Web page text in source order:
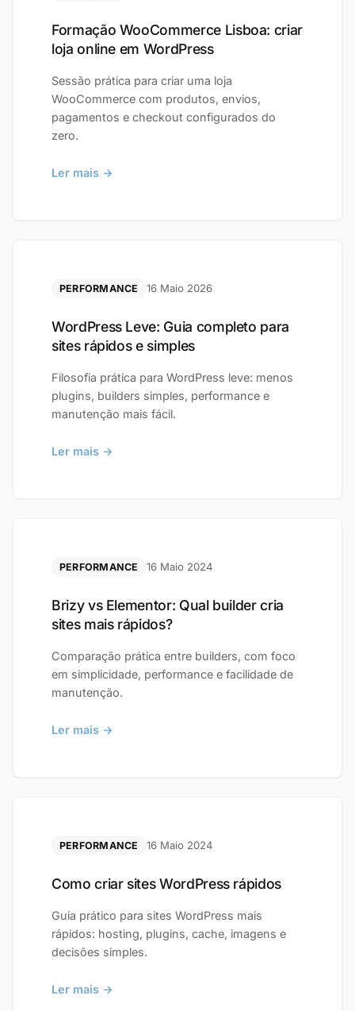
Formação WooCommerce Lisboa: criar
loja online em WordPress
Sessão prática para criar uma loja
WooCommerce com produtos, envios,
pagamentos e checkout configurados do
zero.
Ler mais →
PERFORMANCE 16 Maio 2026
WordPress Leve: Guia completo para
sites rápidos e simples
Filosofia prática para WordPress leve: menos
plugins, builders simples, performance e
manutenção mais fácil.
Ler mais →
PERFORMANCE 16 Maio 2024
Brizy vs Elementor: Qual builder cria
sites mais rápidos?
Comparação prática entre builders, com foco
em simplicidade, performance e facilidade de
manutenção.
Ler mais →
PERFORMANCE 16 Maio 2024
Como criar sites WordPress rápidos
Guia prático para sites WordPress mais
rápidos: hosting, plugins, cache, imagens e
decisões simples.
Ler mais →